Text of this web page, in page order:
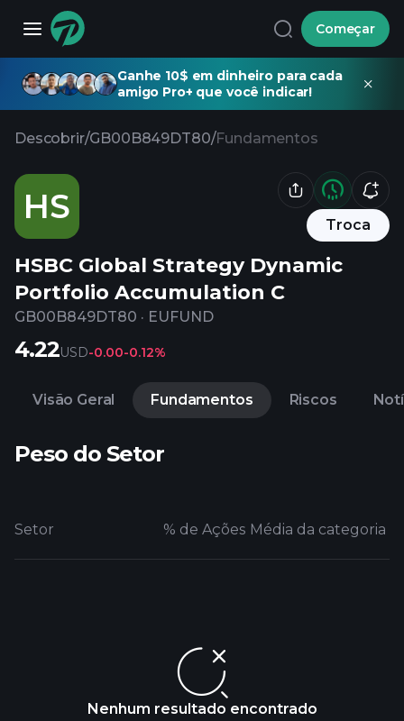
Começar
Ganhe 10$ em dinheiro para cada
amigo Pro+ que você indicar!
Descobrir/GB00B849DT80/Fundamentos
HS Troca
HSBC Global Strategy Dynamic
Portfolio Accumulation C
GB00B849DT80 · EUFUND
4.22USD-0.00-0.12%
Visão Geral Fundamentos Riscos
Peso do Setor
Setor % de Ações Média da categoria
Nenhum resultado encontrado